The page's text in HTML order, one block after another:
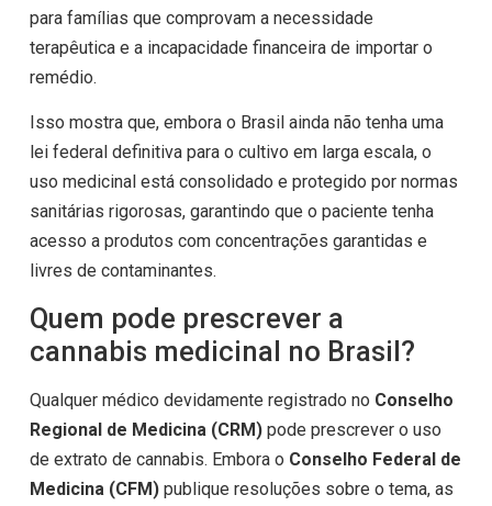
para famílias que comprovam a necessidade
terapêutica e a incapacidade financeira de importar o
remédio.
Isso mostra que, embora o Brasil ainda não tenha uma
lei federal definitiva para o cultivo em larga escala, o
uso medicinal está consolidado e protegido por normas
sanitárias rigorosas, garantindo que o paciente tenha
acesso a produtos com concentrações garantidas e
livres de contaminantes.
Quem pode prescrever a
cannabis medicinal no Brasil?
Qualquer médico devidamente registrado no Conselho
Regional de Medicina (CRM)pode prescrever o uso
de extrato de cannabis. Embora o Conselho Federal de
Medicina (CFM)publique resoluções sobre o tema, as